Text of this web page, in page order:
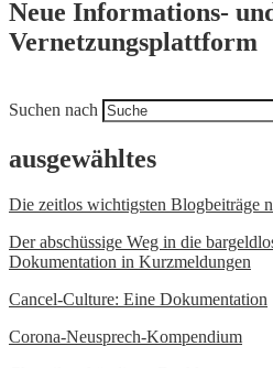
Neue Informations-
Vernetzungsplattform
Suchen nach
ausgewähltes
Die zeitlos wichtigsten Blogbeiträge
Der abschüssige Weg in die
Dokumentation in Kurzmeldungen
Cancel-Culture: Eine Dokumentation
Corona-Neusprech-Kompendium